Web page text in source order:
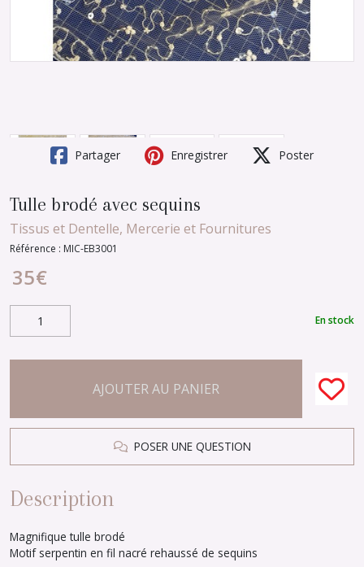
Partager Enregistrer Poster
Tulle brodé avec sequins
Tissus et Dentelle, Mercerie et Fournitures
Référence : MIC-EB3001
35€
En stock
AJOUTER AU PANIER
POSER UNE QUESTION
Description
Magnifique tulle brodé
Motif serpentin en fil nacré rehaussé de sequins